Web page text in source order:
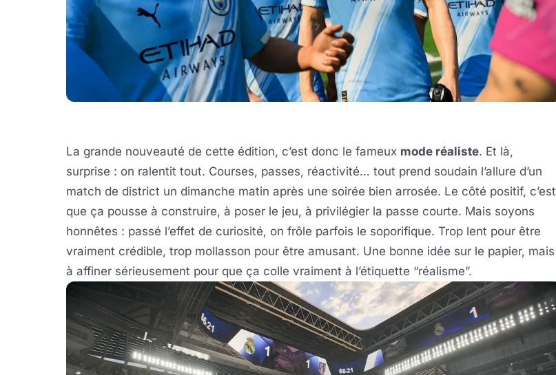
La grande nouveauté de cette édition, c’est donc le fameux mode réaliste. Et là,
surprise : on ralentit tout. Courses, passes, réactivité… tout prend soudain l’allure d’un
match de district un dimanche matin après une soirée bien arrosée. Le côté positif, c’est
que ça pousse à construire, à poser le jeu, à privilégier la passe courte. Mais soyons
honnêtes : passé l’effet de curiosité, on frôle parfois le soporifique. Trop lent pour être
vraiment crédible, trop mollasson pour être amusant. Une bonne idée sur le papier, mais
à affiner sérieusement pour que ça colle vraiment à l’étiquette “réalisme”.